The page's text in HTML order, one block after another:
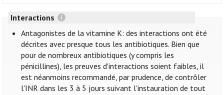
Interactions
Antagonistes de la vitamine K: des interactions ont été
décrites avec presque tous les antibiotiques. Bien que
pour de nombreux antibiotiques (y compris les
pénicillines), les preuves d'interactions soient faibles, il
est néanmoins recommandé, par prudence, de contrôler
l'INR dans les 3 à 5 jours suivant l'instauration de tout